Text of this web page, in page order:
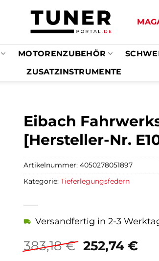
MOTORENZUBEHÖR
ZUSATZINSTRUMENTE
Eibach
[Hersteller-Nr.
383,18€ 252,74 €
Versandfertig in 2-3
Artikelnummer: 4050278051897
Kategorie: Tieferlegungsfedern